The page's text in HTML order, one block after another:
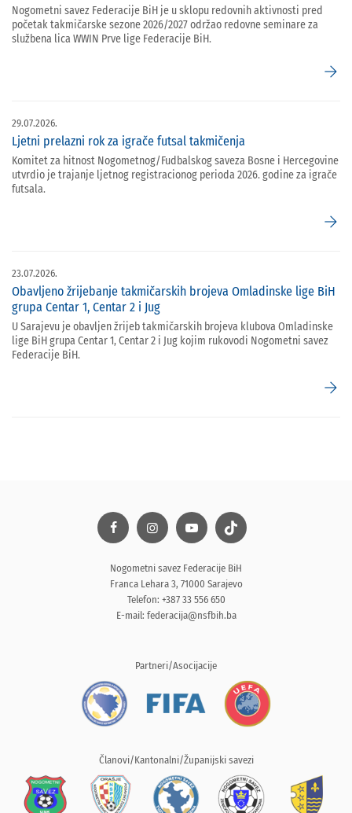
Nogometni savez Federacije BiH je u sklopu redovnih aktivnosti pred
početak takmičarske sezone 2026/2027 održao redovne seminare za
službena lica WWIN Prve lige Federacije BiH.
arrow_forward
29.07.2026.
Ljetni prelazni rok za igrače futsal takmičenja
Komitet za hitnost Nogometnog/Fudbalskog saveza Bosne i Hercegovine
utvrdio je trajanje ljetnog registracionog perioda 2026. godine za igrače
futsala.
arrow_forward
23.07.2026.
Obavljeno žrijebanje takmičarskih brojeva Omladinske lige BiH
grupa Centar 1, Centar 2 i Jug
U Sarajevu je obavljen žrijeb takmičarskih brojeva klubova Omladinske
lige BiH grupa Centar 1, Centar 2 i Jug kojim rukovodi Nogometni savez
Federacije BiH.
arrow_forward
Nogometni savez Federacije BiH
Franca Lehara 3, 71000 Sarajevo
Telefon: +387 33 556 650
E-mail: federacija@nsfbih.ba
Partneri/Asocijacije
Članovi/Kantonalni/Županijski savezi